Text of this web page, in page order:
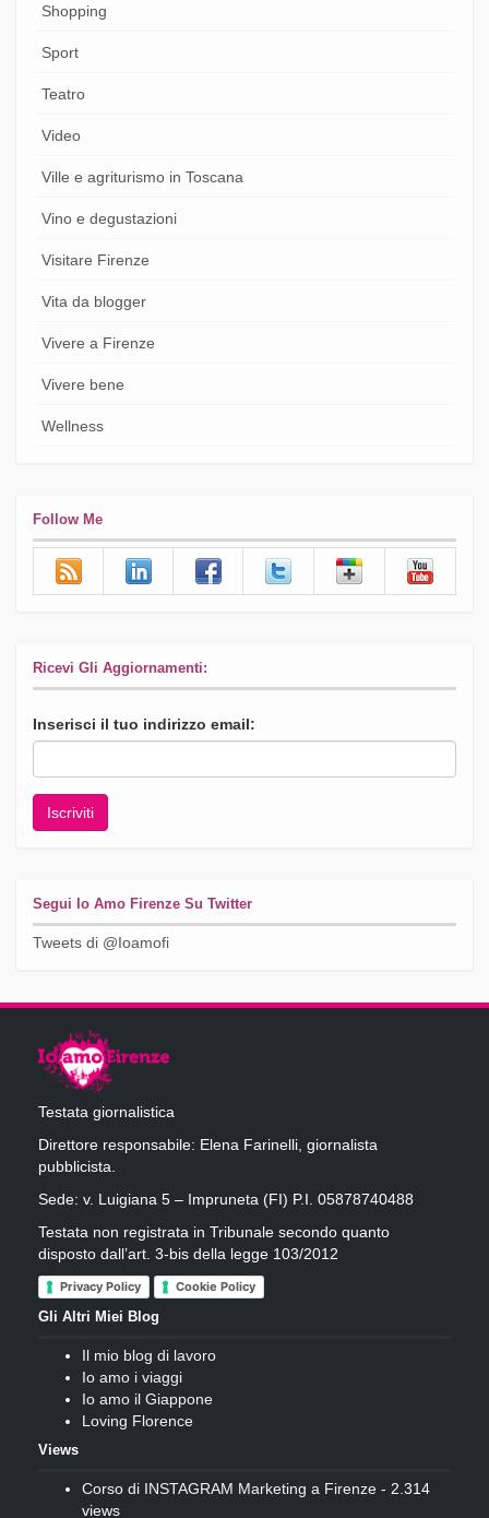
Shopping
Sport
Teatro
Video
Ville e agriturismo in Toscana
Vino e degustazioni
Visitare Firenze
Vita da blogger
Vivere a Firenze
Vivere bene
Wellness
Follow Me
Ricevi Gli Aggiornamenti:
Inserisci il tuo indirizzo email:
Segui Io Amo Firenze Su Twitter
Tweets di @Ioamofi
Testata giornalistica
Direttore responsabile: Elena Farinelli, giornalista
pubblicista.
Sede: v. Luigiana 5 – Impruneta (FI) P.I. 05878740488
Testata non registrata in Tribunale secondo quanto
disposto dall’art. 3-bis della legge 103/2012
Privacy Policy Cookie Policy
Gli Altri Miei Blog
Il mio blog di lavoro
Io amo i viaggi
Io amo il Giappone
Loving Florence
Views
Corso di INSTAGRAM Marketing a Firenze - 2.314
views